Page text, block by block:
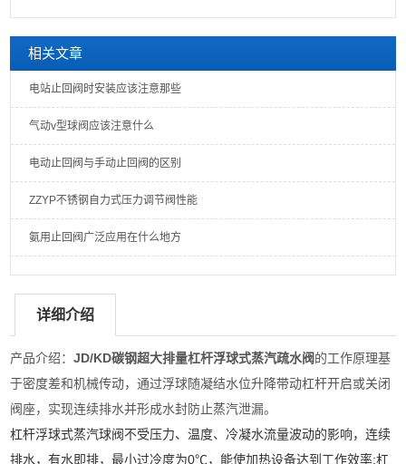
相关文章
电站止回阀时安装​应该注意那些
气动v型球阀应该注意什么
电动止回阀与手动止回阀的区别
ZZYP不锈钢自力式压力调节阀性能
氨用止回阀广泛应用在什么地方
详细介绍
产品介绍：JD/KD碳钢超大排量杠杆浮球式蒸汽疏水阀的工作原理基
于密度差和机械传动，通过浮球随凝结水位升降带动杠杆开启或关闭
阀座，实现连续排水并形成水封防止蒸汽泄漏。
杠杆浮球式蒸汽球阀不受压力、温度、冷凝水流量波动的影响，连续
排水，有水即排，最小过冷度为0℃，能使加热设备达到工作效率;杠